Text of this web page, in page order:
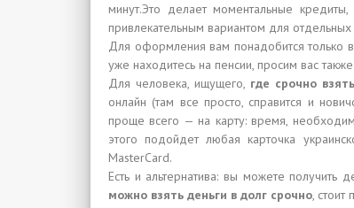
минут.Это делает моментальные кредиты,
привлекательным вариантом для
Для оформления вам понадобится только
уже находитесь на пенсии, просим вас
Для человека, ищущего, где срочно
онлайн (там все просто, справится и
проще всего — на карту: время,
этого подойдет любая карточка
MasterCard.
Есть и альтернатива: вы можете получить
можно взять деньги в долг срочно, стоит